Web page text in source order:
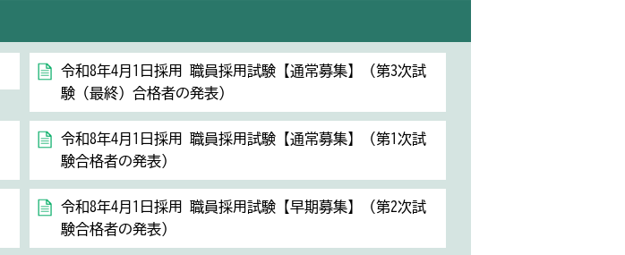
令和8年4月1日採用 職員採用試験【通常募集】（第3次試
験（最終）合格者の発表）
令和8年4月1日採用 職員採用試験【通常募集】（第1次試
験合格者の発表）
令和8年4月1日採用 職員採用試験【早期募集】（第2次試
験合格者の発表）